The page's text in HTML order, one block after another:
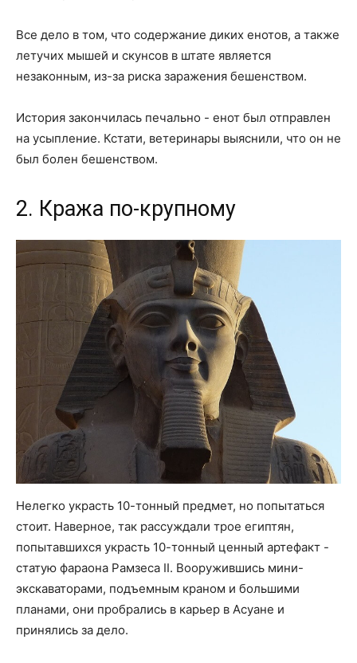
Все дело в том, что содержание диких енотов, а также
летучих мышей и скунсов в штате является
незаконным, из-за риска заражения бешенством.
История закончилась печально - енот был отправлен
на усыпление. Кстати, ветеринары выяснили, что он не
был болен бешенством.
2. Кража по-крупному
Нелегко украсть 10-тонный предмет, но попытаться
стоит. Наверное, так рассуждали трое египтян,
попытавшихся украсть 10-тонный ценный артефакт -
статую фараона Рамзеса II. Вооружившись мини-
экскаваторами, подъемным краном и большими
планами, они пробрались в карьер в Асуане и
принялись за дело.